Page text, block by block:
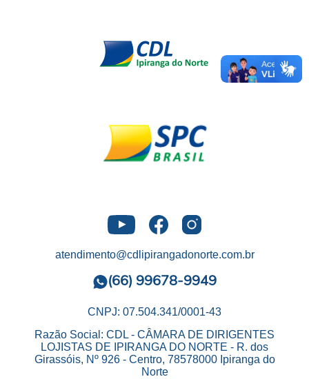
atendimento@cdlipirangadonorte.com.br
(66) 99678-9949
CNPJ: 07.504.341/0001-43
Razão Social: CDL - CÂMARA DE DIRIGENTES
LOJISTAS DE IPIRANGA DO NORTE - R. dos
Girassóis, Nº 926 - Centro, 78578000 Ipiranga do
Norte